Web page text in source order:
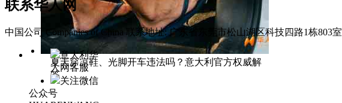
夏天穿凉鞋、光脚开车违法吗？意大利官方权威解
答
联系华人网
中国公司 Companies of China 联系地址: 广东省东莞市松山湖区科技四路1栋803室
意大利华
人网客服
关注微信
公众号